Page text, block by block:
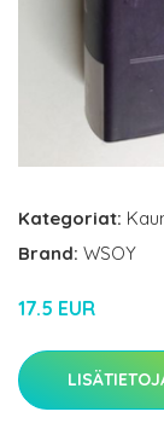
Kategoriat:
Brand: WSOY
17.5 EUR